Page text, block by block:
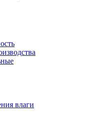
влаги